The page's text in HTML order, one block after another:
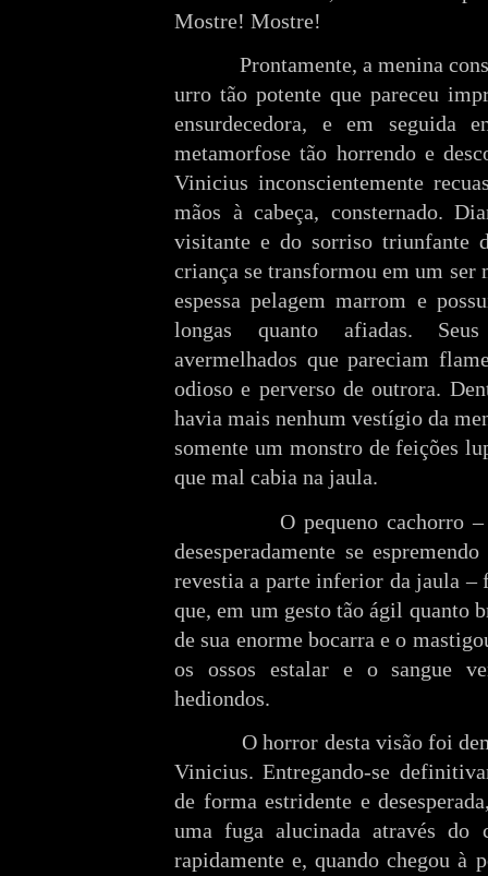
Mostre! Mostre!
Prontamente, a menina
urro tão potente que pareceu
ensurdecedora, e em seguida
metamorfose tão horrendo e
Vinicius inconscientemente
mãos à cabeça, consternado.
visitante e do sorriso triunfante
criança se transformou em um ser
espessa pelagem marrom e
longas quanto afiadas.
avermelhados que pareciam
odioso e perverso de outrora.
havia mais nenhum vestígio da
somente um monstro de feições
que mal cabia na jaula.
O pequeno cachorro
desesperadamente se
revestia a parte inferior da jaula –
que, em um gesto tão ágil quanto
de sua enorme bocarra e o
os ossos estalar e o sangue
hediondos.
O horror desta visão foi
Vinicius. Entregando-se
de forma estridente e
uma fuga alucinada através do
rapidamente e, quando chegou à